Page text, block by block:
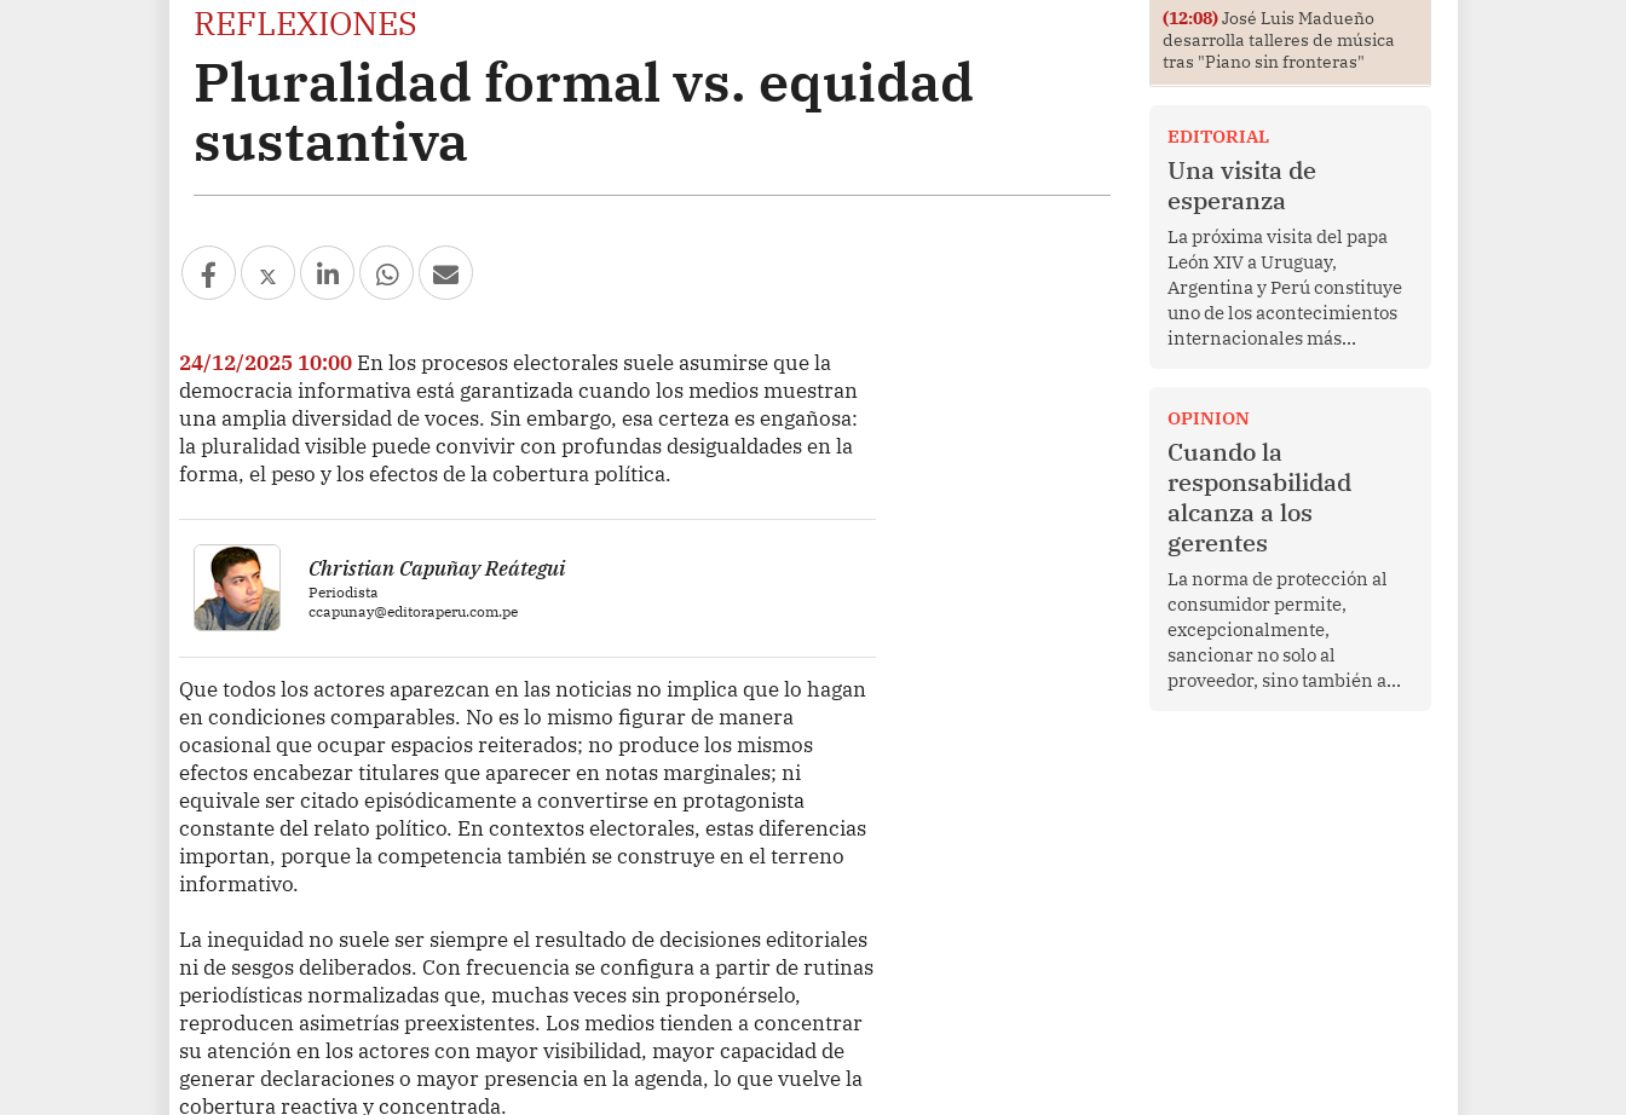
REFLEXIONES
Pluralidad formal vs. equidad
sustantiva
24/12/2025 10:00 En los procesos electorales suele asumirse que la
democracia informativa está garantizada cuando los medios muestran
una amplia diversidad de voces. Sin embargo, esa certeza es engañosa:
la pluralidad visible puede convivir con profundas desigualdades en la
forma, el peso y los efectos de la cobertura política.
Christian Capuñay Reátegui
Periodista
ccapunay@editoraperu.com.pe
Que todos los actores aparezcan en las noticias no implica que lo hagan
en condiciones comparables. No es lo mismo figurar de manera
ocasional que ocupar espacios reiterados; no produce los mismos
efectos encabezar titulares que aparecer en notas marginales; ni
equivale ser citado episódicamente a convertirse en protagonista
constante del relato político. En contextos electorales, estas diferencias
importan, porque la competencia también se construye en el terreno
informativo.
La inequidad no suele ser siempre el resultado de decisiones editoriales
ni de sesgos deliberados. Con frecuencia se configura a partir de rutinas
periodísticas normalizadas que, muchas veces sin proponérselo,
reproducen asimetrías preexistentes. Los medios tienden a concentrar
su atención en los actores con mayor visibilidad, mayor capacidad de
generar declaraciones o mayor presencia en la agenda, lo que vuelve la
cobertura reactiva y concentrada.
(12:08)José Luis Madueño
desarrolla talleres de música
tras "Piano sin fronteras"
EDITORIAL
Una visita de
esperanza
La próxima visita del papa
León XIV a Uruguay,
Argentina y Perú constituye
uno de los acontecimientos
internacionales más
Más allá de su dimensión
religiosa, esta gira
representa una oportunidad
para reafirmar el valor del
diálogo, fortalecer los
vínculos entre los pueblos y
proyectar una imagen de
cooperación en una región
que enfrenta desafíos en
materia de desarrollo,
cohesión social y
gobernabilidad.
OPINION
Cuando la
responsabilidad
alcanza a los
gerentes
La norma de protección al
consumidor permite,
excepcionalmente,
sancionar no solo al
proveedor, sino también a